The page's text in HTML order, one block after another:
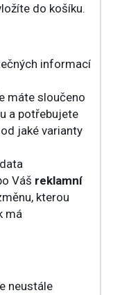
do košíku.
informací
máte sloučeno
a potřebujete
jaké varianty
Váš reklamní
kterou
má
neustále